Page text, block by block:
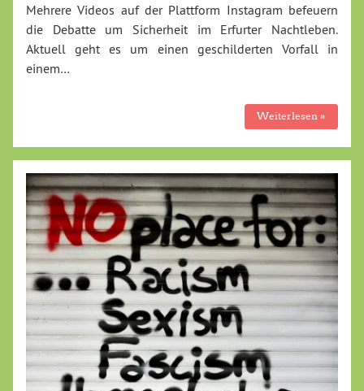
Mehrere Videos auf der Plattform Instagram befeuern
die Debatte um Sicherheit im Erfurter Nachtleben.
Aktuell geht es um einen geschilderten Vorfall in
einem…
Weiterlesen »